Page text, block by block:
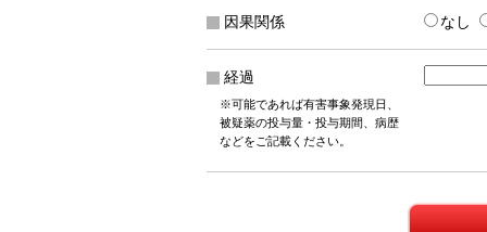
因果関係 なし
経過
※可能であれば有害事象発現日、
被疑薬の投与量・投与期間、病歴
などをご記載ください。